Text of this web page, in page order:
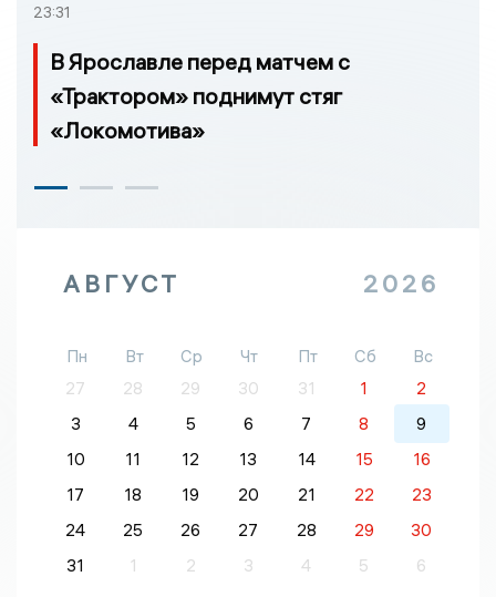
23:31
В Ярославле перед матчем с
«Трактором» поднимут стяг
«Локомотива»
АВГУСТ 2026
Пн Вт Ср Чт Пт Сб
Вс
27
28 29 30 31 1
2
3
4 5 6 7 8
9
10
11 12 13 14 15
16
17
18 19 20 21 22
23
24
25 26 27 28 29
30
31
1 2 3 4 5 6